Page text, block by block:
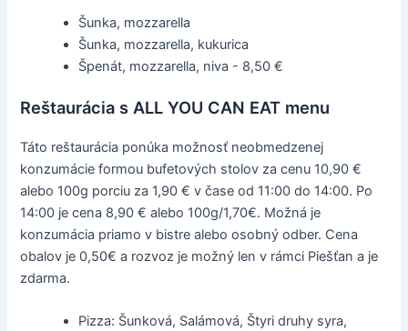
Šunka, mozzarella
Šunka, mozzarella, kukurica
Špenát, mozzarella, niva - 8,50 €
Reštaurácia s ALL YOU CAN EAT menu
Táto reštaurácia ponúka možnosť neobmedzenej
konzumácie formou bufetových stolov za cenu 10,90 €
alebo 100g porciu za 1,90 € v čase od 11:00 do 14:00. Po
14:00 je cena 8,90 € alebo 100g/1,70€. Možná je
konzumácia priamo v bistre alebo osobný odber. Cena
obalov je 0,50€ a rozvoz je možný len v rámci Piešťan a je
zdarma.
Pizza: Šunková, Salámová, Štyri druhy syra,